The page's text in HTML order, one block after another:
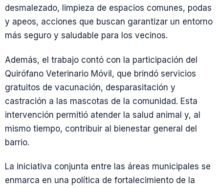
desmalezado, limpieza de espacios comunes, podas
y apeos, acciones que buscan garantizar un entorno
más seguro y saludable para los vecinos.
Además, el trabajo contó con la participación del
Quirófano Veterinario Móvil, que brindó servicios
gratuitos de vacunación, desparasitación y
castración a las mascotas de la comunidad. Esta
intervención permitió atender la salud animal y, al
mismo tiempo, contribuir al bienestar general del
barrio.
La iniciativa conjunta entre las áreas municipales se
enmarca en una política de fortalecimiento de la